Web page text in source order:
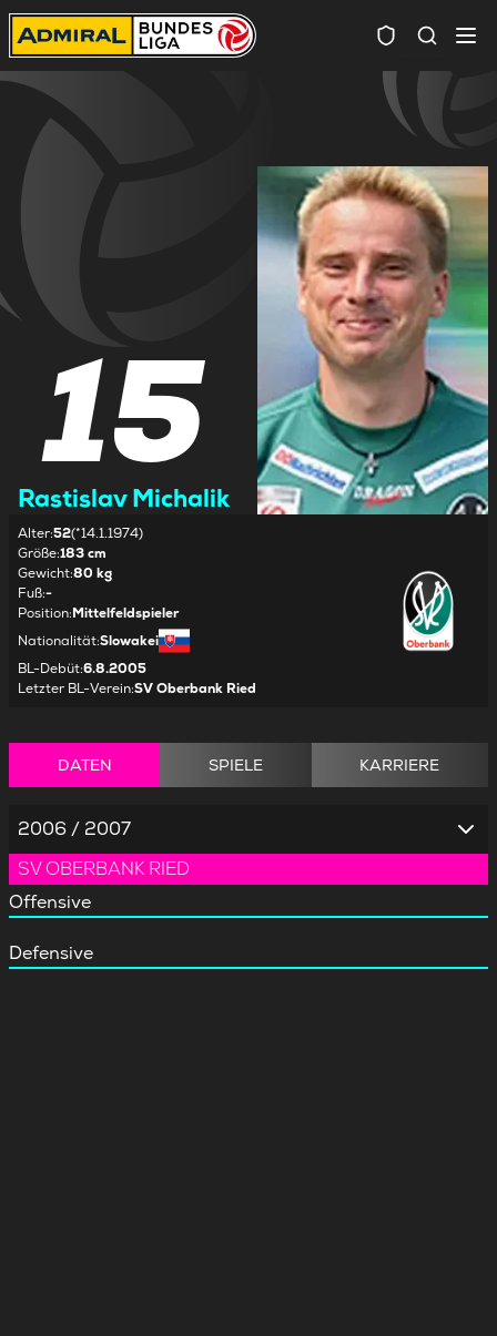
15
Rastislav Michalik
Alter:52(*14.1.1974)
Größe:183 cm
Gewicht:80 kg
Fuß:-
Position:Mittelfeldspieler
Nationalität:Slowakei
BL-Debüt:6.8.2005
Letzter BL-Verein:SV Oberbank Ried
DATEN SPIELE KARRIERE
2006 / 2007
SV OBERBANK RIED
Offensive
Defensive